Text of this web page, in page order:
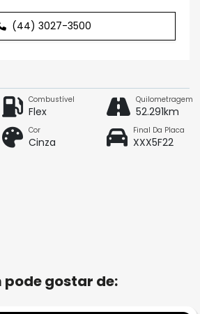
(44) 3027-3500
Combustível
Flex
Quilometragem
52.291km
Cor
Cinza
Final Da Placa
XXX5F22
gostar de: